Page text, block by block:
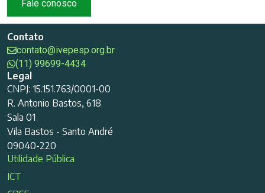
Fale conosco
Contato
contato@ivepesp.org.br
(11) 99699-4434
Legal
CNPJ: 15.151.763/0001-00
R. Antonio Bastos, 618
Sala 01
Vila Bastos - Santo André
09040-220
Utilidade Pública
ICT